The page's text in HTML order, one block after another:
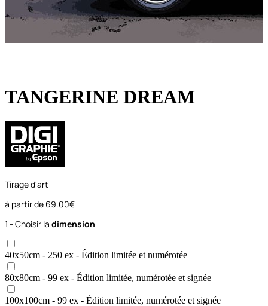
TANGERINE DREAM
Tirage d'art
à partir de 69.00€
1 - Choisir la dimension
40x50cm - 250 ex - Édition limitée et numérotée
80x80cm - 99 ex - Édition limitée, numérotée et signée
100x100cm - 99 ex - Édition limitée, numérotée et signée